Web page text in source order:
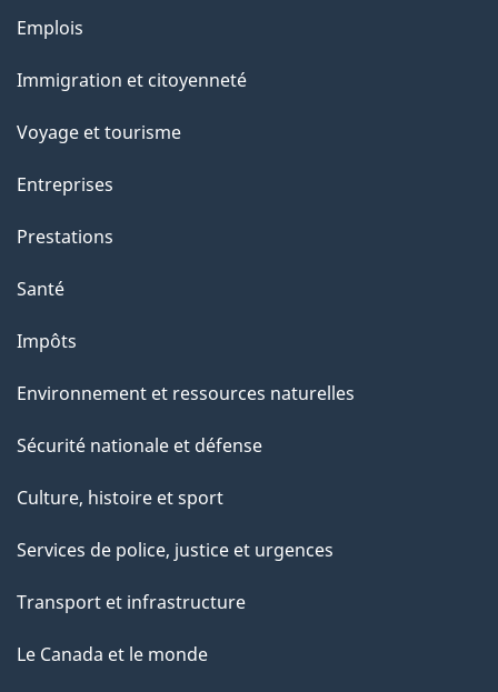
r
c
t
t
a
e
Thèmes
sujets
Emplois
Immigration et citoyenneté
Voyage et tourisme
Entreprises
Prestations
Santé
Impôts
Environnement et ressources naturelles
Sécurité nationale et défense
Culture, histoire et sport
Services de police, justice et urgences
Transport et infrastructure
Le Canada et le monde